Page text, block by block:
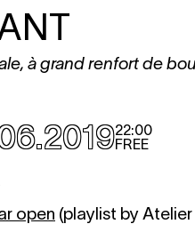
à grand renfort de
22:00
FREE
open (playlist by